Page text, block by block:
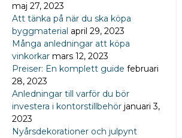
maj 27, 2023
Att tänka på när du ska köpa
byggmaterial april 29, 2023
Många anledningar att köpa
vinkorkar mars 12, 2023
Preiser: En komplett guide februari
28, 2023
Anledningar till varför du bör
investera i kontorstillbehör januari 3,
2023
Nyårsdekorationer och julpynt